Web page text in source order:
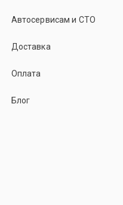
Автосервисам и СТО
Доставка
Оплата
Блог